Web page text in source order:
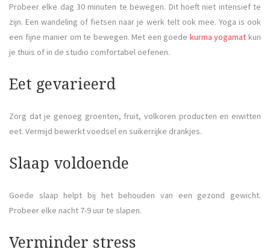
Probeer elke dag 30 minuten te bewegen. Dit hoeft niet intensief te
zijn. Een wandeling of fietsen naar je werk telt ook mee. Yoga is ook
een fijne manier om te bewegen. Met een goede kurma yogamat kun
je thuis of in de studio comfortabel oefenen.
Eet gevarieerd
Zorg dat je genoeg groenten, fruit, volkoren producten en eiwitten
eet. Vermijd bewerkt voedsel en suikerrijke drankjes.
Slaap voldoende
Goede slaap helpt bij het behouden van een gezond gewicht.
Probeer elke nacht 7-9 uur te slapen.
Verminder stress